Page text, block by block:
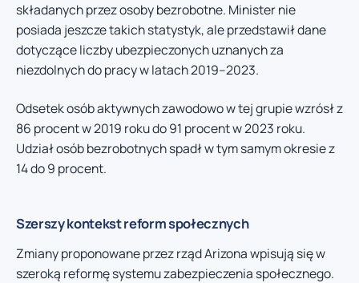
składanych przez osoby bezrobotne. Minister nie
posiada jeszcze takich statystyk, ale przedstawił dane
dotyczące liczby ubezpieczonych uznanych za
niezdolnych do pracy w latach 2019–2023.
Odsetek osób aktywnych zawodowo w tej grupie wzrósł z
86 procent w 2019 roku do 91 procent w 2023 roku.
Udział osób bezrobotnych spadł w tym samym okresie z
14 do 9 procent.
Szerszy kontekst reform społecznych
Zmiany proponowane przez rząd Arizona wpisują się w
szeroką reformę systemu zabezpieczenia społecznego.